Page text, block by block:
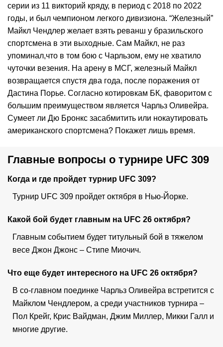
серии из 11 викторий кряду, в период с 2018 по 2022
годы, и был чемпионом легкого дивизиона. “Железный”
Майкл Чендлер желает взять реванш у бразильского
спортсмена в эти выходные. Сам Майкл, не раз
упоминал,что в том бою с Чарльзом, ему не хватило
чуточки везения. На арену в МСГ, железный Майкл
возвращается спустя два года, после поражения от
Дастина Порье. Согласно котировкам БК, фаворитом с
большим преимуществом является Чарльз Оливейра.
Сумеет ли Дю Бронкс засабмитить или нокаутировать
американского спортсмена? Покажет лишь время.
Главные вопросы о турнире UFC 309
Когда и где пройдет турнир UFC 309?
Турнир UFC 309 пройдет октября в Нью-Йорке.
Какой бой будет главным на UFC 26 октября?
Главным событием будет титульный бой в тяжелом
весе Джон Джонс – Стипе Миочич.
Что еще будет интересного на UFC 26 октября?
В со-главном поединке Чарльз Оливейра встретится с
Майклом Чендлером, а среди участников турнира –
Пол Крейг, Крис Вайдман, Джим Миллер, Микки Галл и
многие другие.